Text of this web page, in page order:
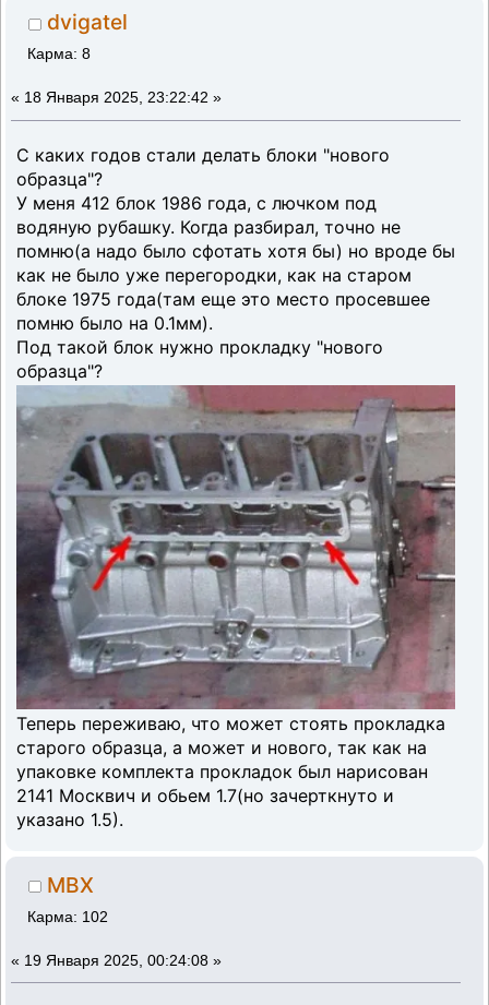
dvigatel
Карма: 8
« 18 Января 2025, 23:22:42 »
С каких годов стали делать блоки "нового
образца"?
У меня 412 блок 1986 года, с лючком под
водяную рубашку. Когда разбирал, точно не
помню(а надо было сфотать хотя бы) но вроде бы
как не было уже перегородки, как на старом
блоке 1975 года(там еще это место просевшее
помню было на 0.1мм).
Под такой блок нужно прокладку "нового
образца"?
Теперь переживаю, что может стоять прокладка
старого образца, а может и нового, так как на
упаковке комплекта прокладок был нарисован
2141 Москвич и обьем 1.7(но зачерткнуто и
указано 1.5).
MBX
Карма: 102
« 19 Января 2025, 00:24:08 »